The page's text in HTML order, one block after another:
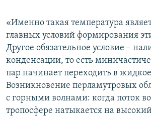
«Именно такая температура
главных условий формирования
Другое обязательное условие –
конденсации, то есть
пар начинает переходить в
Возникновение перламутровых
с горными волнами: когда поток
тропосфере натыкается на